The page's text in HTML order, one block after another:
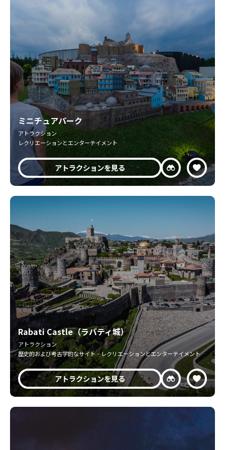
ミニチュアパーク
アトラクション
レクリエーションとエンターテイメント
アトラクションを見る
Rabati Castle（ラバティ城）
アトラクション
歴史的および考古学的なサイト · レクリエーションとエンターテイメント
アトラクションを見る